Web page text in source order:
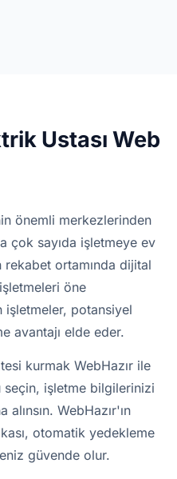
Ustası Web
önemli merkezlerinden
çok sayıda işletmeye ev
ortamında dijital
öne
işletmeler, potansiyel
avantajı elde eder.
kurmak WebHazır ile
işletme bilgilerinizi
WebHazır'ın
otomatik yedekleme
güvende olur.